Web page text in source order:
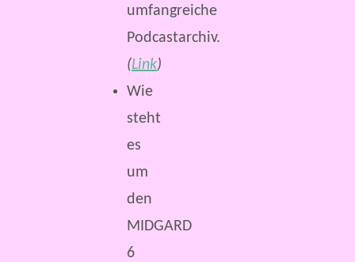
umfangreiche
Podcastarchiv.
(Link)
Wie
steht
es
um
den
MIDGARD
6